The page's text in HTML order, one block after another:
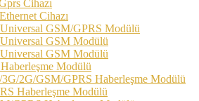
Cihazı
Cihazı
GSM/GPRS Modülü
GSM Modülü
GSM Modülü
Haberleşme Modülü
2G/GSM/GPRS Haberleşme Modülü
Haberleşme Modülü